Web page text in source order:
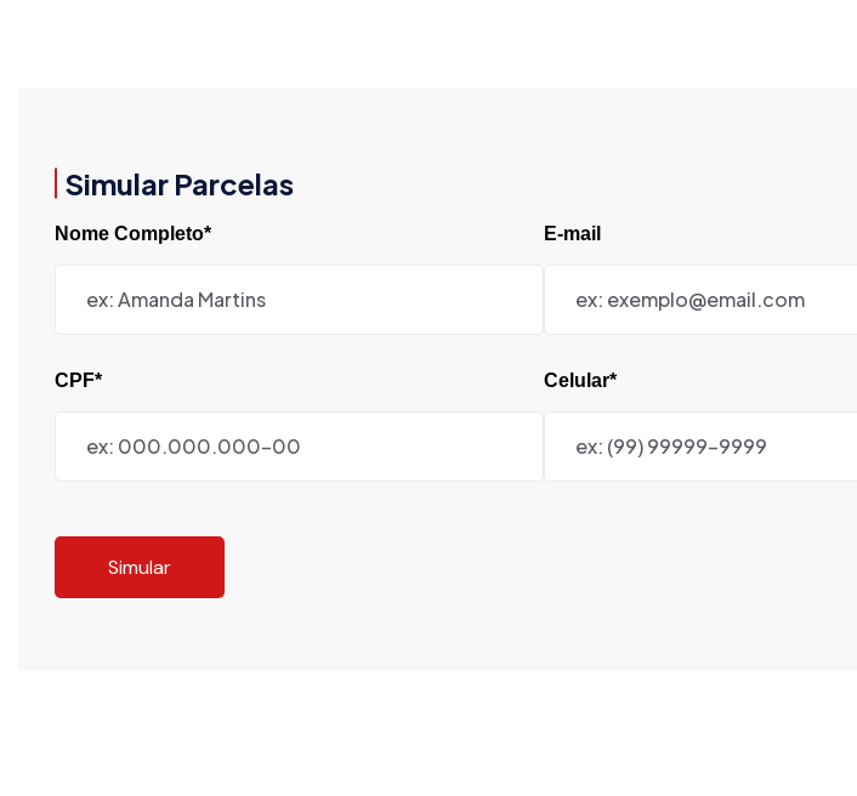
Simular Parcelas
Nome Completo* E-mail
CPF* Celular*
Simular